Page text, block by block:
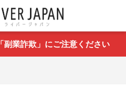
副業詐欺」にご注意ください